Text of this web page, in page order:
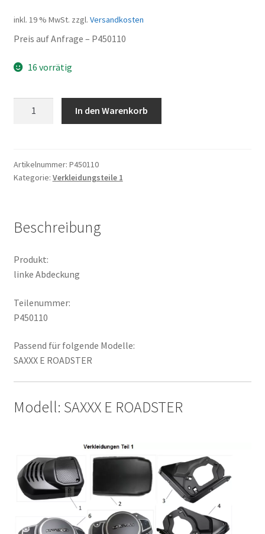
inkl. 19 % MwSt. zzgl. Versandkosten
Preis auf Anfrage – P450110
16 vorrätig
In den Warenkorb
Artikelnummer: P450110
Kategorie: Verkleidungsteile 1
Beschreibung
Produkt:
linke Abdeckung
Teilenummer:
P450110
Passend für folgende Modelle:
SAXXX E ROADSTER
Modell: SAXXX E ROADSTER